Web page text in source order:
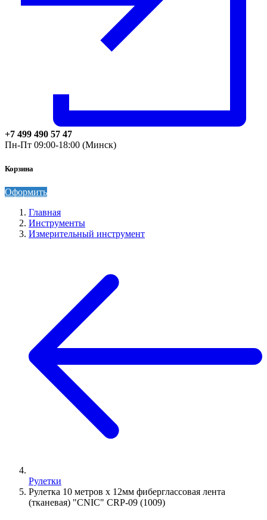
+7 499 490 57 47
Пн-Пт 09:00-18:00 (Минск)
Корзина
Оформить
Главная
Инструменты
Измерительный инструмент
Рулетки
Рулетка 10 метров х 12мм фиберглассовая лента
(тканевая) "CNIC" CRP-09 (1009)